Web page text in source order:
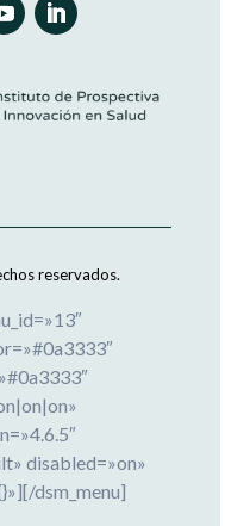
reservados.
disabled=»on»
dsm_menu]